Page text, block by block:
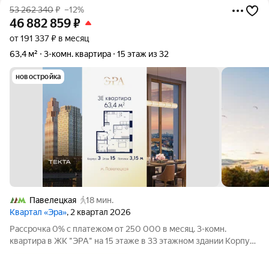
53 262 340₽ –12%
46 882 859₽
от 191 337 ₽ в месяц
63,4 м²
3-комн. квартира 15 этаж из 32
новостройка
Павелецкая
18 мин.
Квартал «Эра», 2 квартал 2026
Рассрочка 0% с платежом от 250 000 в месяц. 3-комн.
квартира в ЖК "ЭРА" на 15 этаже в 33 этажном здании Корпус